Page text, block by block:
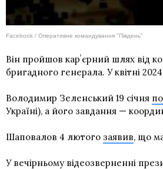
Facebook / Оперативне командування "Південь"
Він пройшов карʼєрний шлях від
бригадного генерала. У квітні
Володимир Зеленський 19 січня
Україні), а його завдання —
Шаповалов 4 лютого заявив, що
У вечірньому відеозверненні